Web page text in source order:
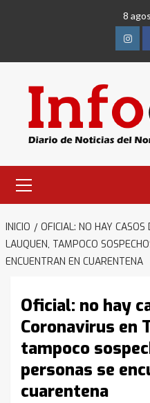
8
primario
INICIO
OFICIAL: NO HAY
LAUQUEN, TAMPOCO
ENCUENTRAN EN CUARENTENA
Oficial: no hay
Coronavirus en
tampoco
personas se
cuarentena